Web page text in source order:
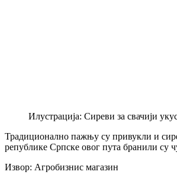
Илустрација: Сиреви за свачији
Традиционално пажњу су привукли и
републике Српске овог пута бранили су
Извор: Агробизнис магазин